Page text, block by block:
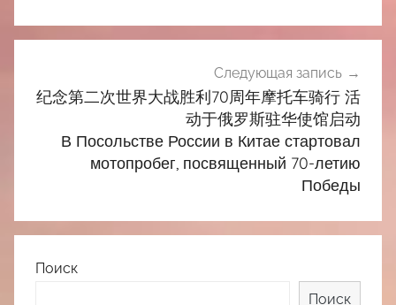
Следующая запись
纪念第二次世界大战胜利70周年摩托车骑行 活
动于俄罗斯驻华使馆启动
В Посольстве России в Китае стартовал
мотопробег, посвященный 70-летию
Победы
Поиск
Поиск